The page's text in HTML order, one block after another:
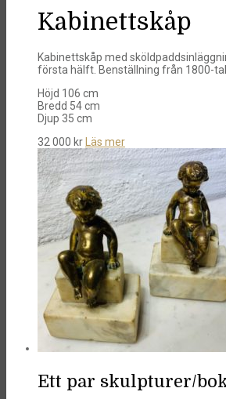
Kabinettskåp
Kabinettskåp med
första hälft. Benställning från 1800-
Höjd 106 cm
Bredd 54 cm
Djup 35 cm
32 000 krLäs mer
Ett par skulpturer/